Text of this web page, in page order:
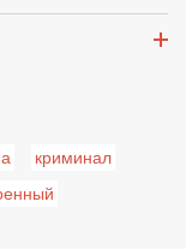
криминал